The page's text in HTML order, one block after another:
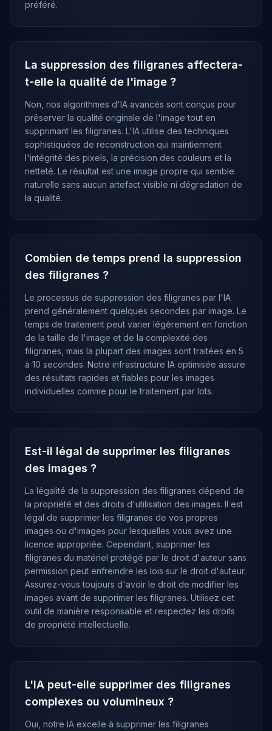
préféré.
La suppression des filigranes affectera-
t-elle la qualité de l'image ?
Non, nos algorithmes d'IA avancés sont conçus pour
préserver la qualité originale de l'image tout en
supprimant les filigranes. L'IA utilise des techniques
sophistiquées de reconstruction qui maintiennent
l'intégrité des pixels, la précision des couleurs et la
netteté. Le résultat est une image propre qui semble
naturelle sans aucun artefact visible ni dégradation de
la qualité.
Combien de temps prend la suppression
des filigranes ?
Le processus de suppression des filigranes par l'IA
prend généralement quelques secondes par image. Le
temps de traitement peut varier légèrement en fonction
de la taille de l'image et de la complexité des
filigranes, mais la plupart des images sont traitées en 5
à 10 secondes. Notre infrastructure IA optimisée assure
des résultats rapides et fiables pour les images
individuelles comme pour le traitement par lots.
Est-il légal de supprimer les filigranes
des images ?
La légalité de la suppression des filigranes dépend de
la propriété et des droits d'utilisation des images. Il est
légal de supprimer les filigranes de vos propres
images ou d'images pour lesquelles vous avez une
licence appropriée. Cependant, supprimer les
filigranes du matériel protégé par le droit d'auteur sans
permission peut enfreindre les lois sur le droit d'auteur.
Assurez-vous toujours d'avoir le droit de modifier les
images avant de supprimer les filigranes. Utilisez cet
outil de manière responsable et respectez les droits
de propriété intellectuelle.
L'IA peut-elle supprimer des filigranes
complexes ou volumineux ?
Oui, notre IA excelle à supprimer les filigranes